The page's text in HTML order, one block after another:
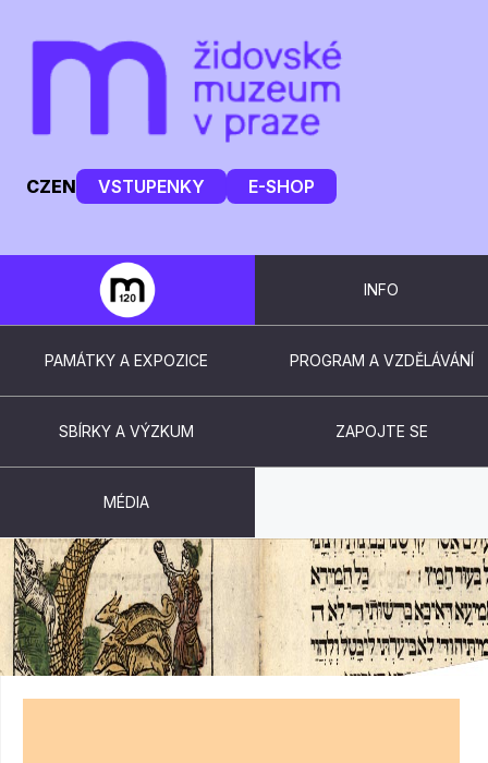
CZEN VSTUPENKY E-SHOP
INFO
PAMÁTKY A EXPOZICE PROGRAM A VZDĚLÁVÁNÍ
SBÍRKY A VÝZKUM ZAPOJTE SE
MÉDIA
ŽIDÉ V ČECHÁCH 9